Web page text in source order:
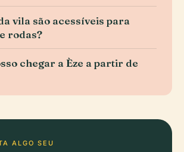
vila são acessíveis para
rodas?
chegar a Èze a partir de
ALGO SEU